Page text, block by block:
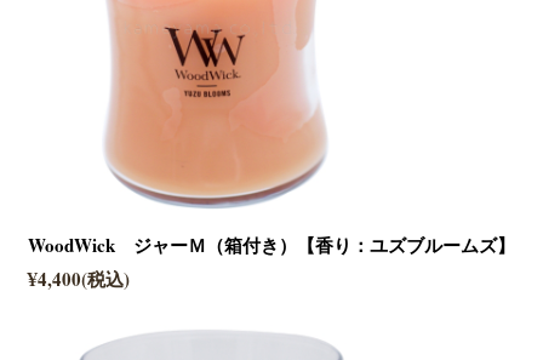
WoodWick ジャーＭ（箱付き）【香り：ユズブルームズ】
¥4,400(税込)